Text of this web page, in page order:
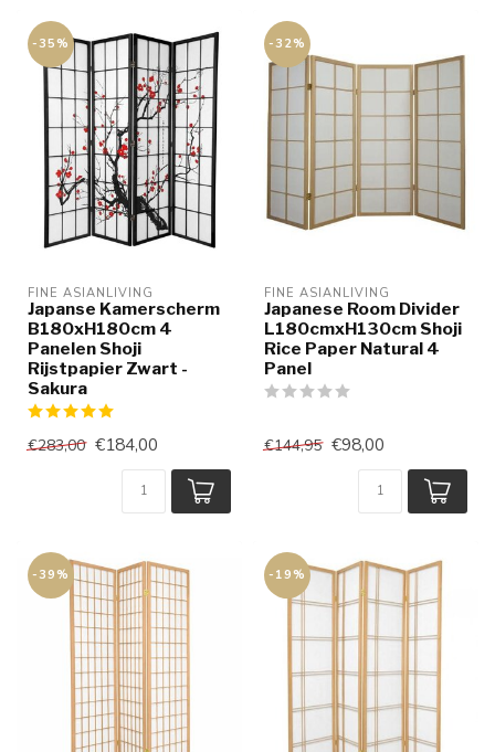
-35%
FINE ASIANLIVING
Japanse Kamerscherm
B180xH180cm 4
Panelen Shoji
Rijstpapier Zwart -
Sakura
€283,00 €184,00
-32%
FINE ASIANLIVING
Japanese Room Divider
L180cmxH130cm Shoji
Rice Paper Natural 4
Panel
€144,95 €98,00
-39% -19%